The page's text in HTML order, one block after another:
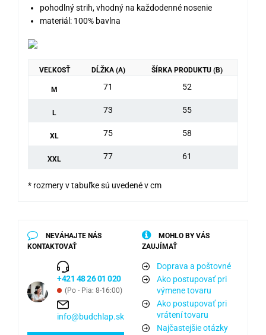
pohodlný strih, vhodný na každodenné nosenie
materiál: 100% bavlna
VEĽKOSŤ DĹŽKA (A) ŠÍRKA PRODUKTU (B)
M 71 52
L 73 55
XL 75 58
XXL 77 61
* rozmery v tabuľke sú uvedené v cm
NEVÁHAJTE NÁS
KONTAKTOVAŤ
+421 48 26 01 020
(Po - Pia: 8-16:00)
info@budchlap.sk
MOHLO BY VÁS
ZAUJÍMAŤ
Doprava a poštovné
Ako postupovať pri
výmene tovaru
Ako postupovať pri
vrátení tovaru
Najčastejšie otázky